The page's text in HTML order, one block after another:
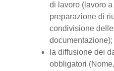
di lavoro (lavoro
preparazione di
condivisione
documentazione);
la diffusione dei
obbligatori